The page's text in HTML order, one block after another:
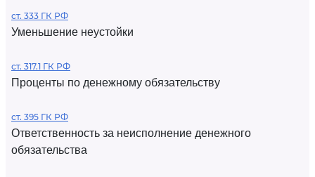
ст. 333 ГК РФ
Уменьшение неустойки
ст. 317.1 ГК РФ
Проценты по денежному обязательству
ст. 395 ГК РФ
Ответственность за неисполнение денежного
обязательства